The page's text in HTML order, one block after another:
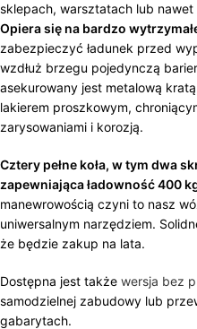
sklepach, warsztatach lub
Opiera się na bardzo
zabezpieczyć ładunek przed
wzdłuż brzegu pojedynczą
asekurowany jest metalową
lakierem proszkowym,
zarysowaniami i korozją.
Cztery pełne koła, w tym dwa
zapewniająca ładowność 400
manewrowością czyni to nasz
uniwersalnym narzędziem.
że będzie zakup na lata.
Dostępna jest także wersja bez
samodzielnej zabudowy lub
gabarytach.